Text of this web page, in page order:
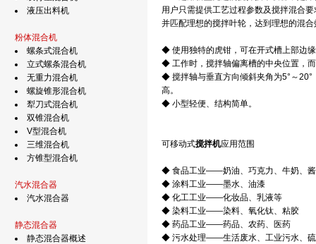
液压出料机
粉体混合机
螺条式混合机
立式螺条混合机
无重力混合机
螺旋锥形混合机
犁刀式混合机
双锥混合机
V型混合机
三维混合机
方锥型混合机
汽水混合器
汽水混合器
静态混合器
静态混合器概述
用户只需提供工艺过程参数及搅拌混合
并匹配理想的搅拌叶轮，达到理想的混
◆ 使用独特的虎钳，可在开式槽上部边
◆ 工作时，搅拌轴偏离槽的中央位置，
◆ 搅拌轴与垂直方向倾斜夹角为5°～
高。
◆ 小型轻便、结构简单。
可移动式搅拌机应用范围
◆ 食品工业——奶油、巧克力、牛奶、酱
◆ 涂料工业——墨水、油漆
◆ 化工工业——化妆品、乳液等
◆ 染料工业——染料、氧化钛、粘胶
◆ 药品工业——药品、农药、医药
◆ 污水处理——生活废水、工业污水、